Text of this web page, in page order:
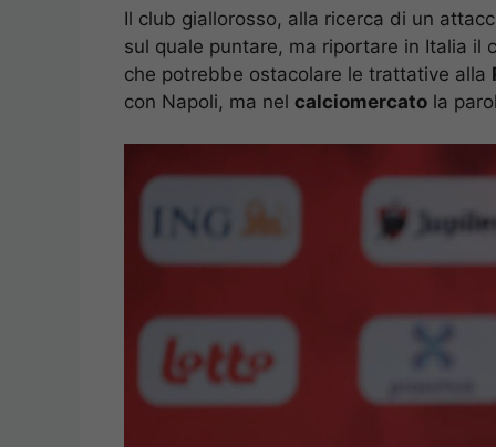
Il club giallorosso, alla ricerca di un
sul quale puntare, ma riportare in Italia il
che potrebbe ostacolare le trattative alla
con Napoli, ma nel calciomercato la